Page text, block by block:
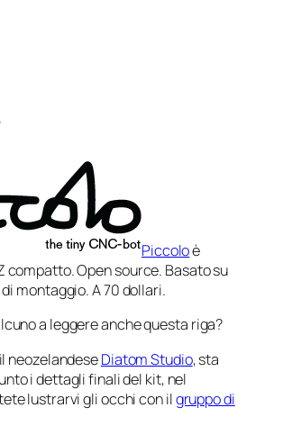
Piccoloè
compatto. Open source. Basato su
di montaggio. A 70 dollari.
a leggere anche questa riga?
neozelandeseDiatom Studio, sta
i dettagli finali del kit, nel
lustrarvi gli occhi con ilgruppo di